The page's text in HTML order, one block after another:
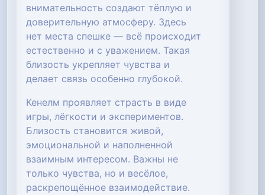
внимательность создают тёплую и
доверительную атмосферу. Здесь
нет места спешке — всё происходит
естественно и с уважением. Такая
близость укрепляет чувства и
делает связь особенно глубокой.
Кенелм проявляет страсть в виде
игры, лёгкости и экспериментов.
Близость становится живой,
эмоциональной и наполненной
взаимным интересом. Важны не
только чувства, но и весёлое,
раскрепощённое взаимодействие.